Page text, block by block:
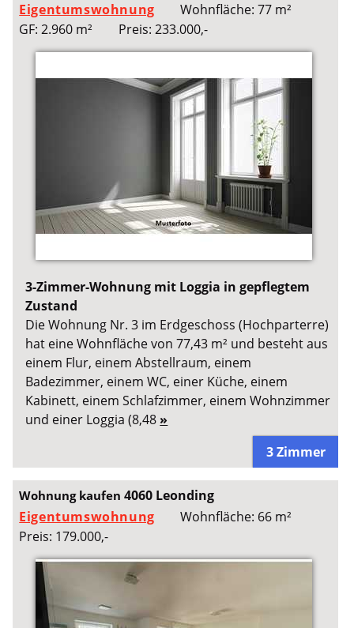
Eigentumswohnung
Wohnfläche: 77 m²
GF: 2.960 m²
Preis: 233.000,-
3-Zimmer-Wohnung mit Loggia in gepflegtem
Zustand
Die Wohnung Nr. 3 im Erdgeschoss (Hochparterre)
hat eine Wohnfläche von 77,43 m² und besteht aus
einem Flur, einem Abstellraum, einem
Badezimmer, einem WC, einer Küche, einem
Kabinett, einem Schlafzimmer, einem Wohnzimmer
und einer Loggia (8,48 »
3 Zimmer
Wohnung kaufen4060 Leonding
Eigentumswohnung
Wohnfläche: 66 m²
Preis: 179.000,-